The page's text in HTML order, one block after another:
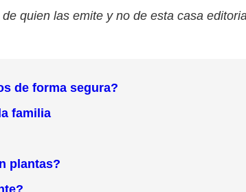
quien las emite y no de esta casa
de forma segura?
familia
plantas?